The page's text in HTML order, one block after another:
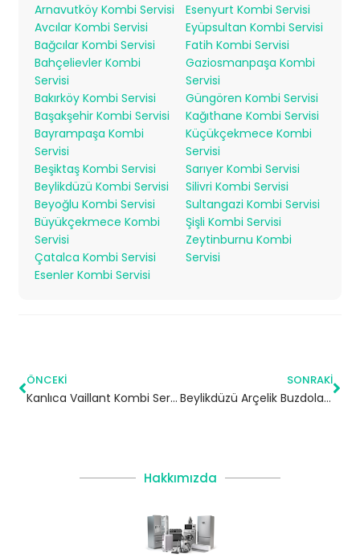
Arnavutköy Kombi Servisi
Avcılar Kombi Servisi
Bağcılar Kombi Servisi
Bahçelievler Kombi
Servisi
Bakırköy Kombi Servisi
Başakşehir Kombi Servisi
Bayrampaşa Kombi
Servisi
Beşiktaş Kombi Servisi
Beylikdüzü Kombi Servisi
Beyoğlu Kombi Servisi
Büyükçekmece Kombi
Servisi
Çatalca Kombi Servisi
Esenler Kombi Servisi
Esenyurt Kombi Servisi
Eyüpsultan Kombi Servisi
Fatih Kombi Servisi
Gaziosmanpaşa Kombi
Servisi
Güngören Kombi Servisi
Kağıthane Kombi Servisi
Küçükçekmece Kombi
Servisi
Sarıyer Kombi Servisi
Silivri Kombi Servisi
Sultangazi Kombi Servisi
Şişli Kombi Servisi
Zeytinburnu Kombi
Servisi
ÖNCEKI
Kanlıca Vaillant Kombi Servisi – Beykoz Yetkili Servis
SONRAKI
Beylikdüzü Arçelik Buzdolabı Servisi
Hakkımızda